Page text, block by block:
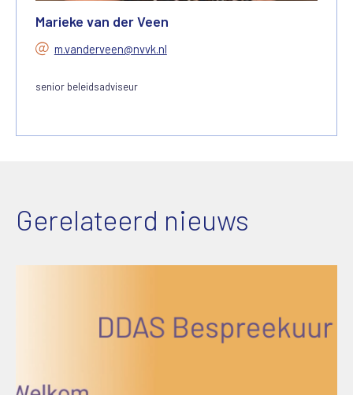
Marieke van der Veen
m.vanderveen@nvvk.nl
senior beleidsadviseur
Gerelateerd nieuws